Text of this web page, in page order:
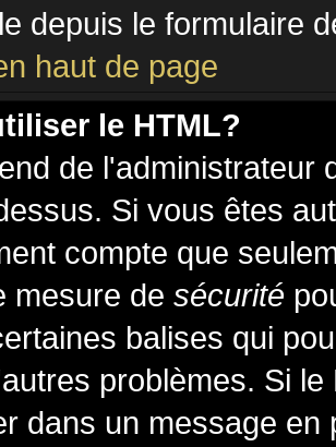
depuis le formulaire
haut de page
le HTML?
de l'administrateur
Si vous êtes
compte que
mesure de sécurité
balises qui
problèmes. Si
dans un message